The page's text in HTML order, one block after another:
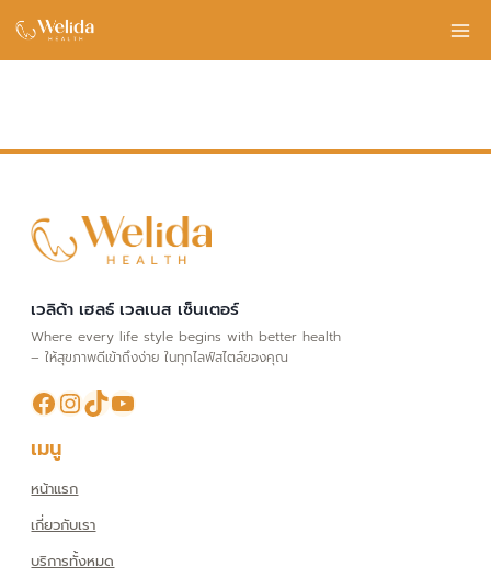
Skip
เวลิด้า เฮลธ์ เวลเนส เซ็นเตอร์
Where every life style begins with better health
– ให้สุขภาพดีเข้าถึงง่าย ในทุกไลฟ์สไตล์ของคุณ
Facebook
Instagram
TikTokYouTube
เมนู
หน้าแรก
เกี่ยวกับเรา
บริการทั้งหมด